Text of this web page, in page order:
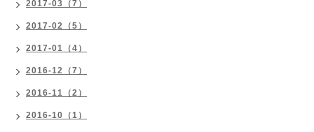
2017-03（7）
2017-02（5）
2017-01（4）
2016-12（7）
2016-11（2）
2016-10（1）